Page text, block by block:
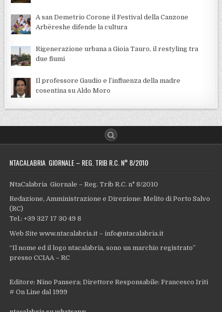
A san Demetrio Corone il Festival della Canzone
Arbëreshe difende la cultura
Rigenerazione urbana a Gioia Tauro, il restyling tra
due fiumi
Il professore Gaudio e l’influenza della madre
cosentina su Aldo Moro
NTACALABRIA GIORNALE – REG. TRIB R.C. N° 8/2010
NtaCalabria Giornale – Reg. Trib R.C. n° 8/2010
Redazione, Amministrazione e Direzione: Melito di Porto Salvo
(RC)
Tel.: +39 327 17 30 49 8
Web Site www.ntacalabria.it – info@ntacalabria.it
“Il nome ed il logo ntacalabria, sono un marchio registrato”
presso CCIAA – RC
Editore: Nino Pansera; Direttore Responsabile: Francesco Iriti
# On Line dal 1999